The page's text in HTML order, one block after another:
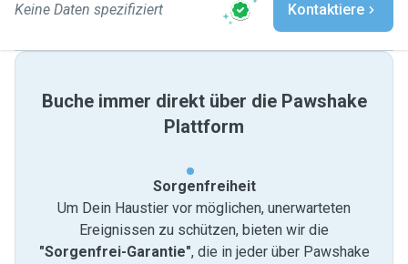
Keine Daten spezifiziert Kontaktiere
Buche immer direkt über die Pawshake
Plattform
Sorgenfreiheit
Um Dein Haustier vor möglichen, unerwarteten
Ereignissen zu schützen, bieten wir die
"Sorgenfrei-Garantie", die in jeder über Pawshake